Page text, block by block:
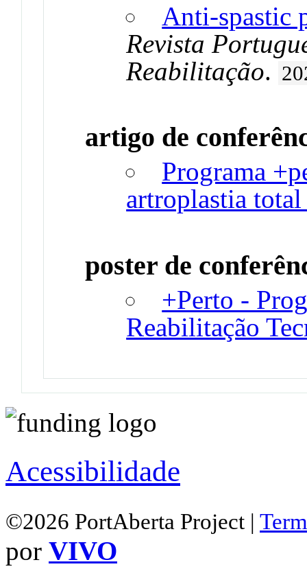
Anti-spastic
Revista
Reabilitação.
artigo de
Programa
artroplastia
poster de
+Perto -
Reabilitação
Acessibilidade
©2026 PortAberta Project |
por VIVO